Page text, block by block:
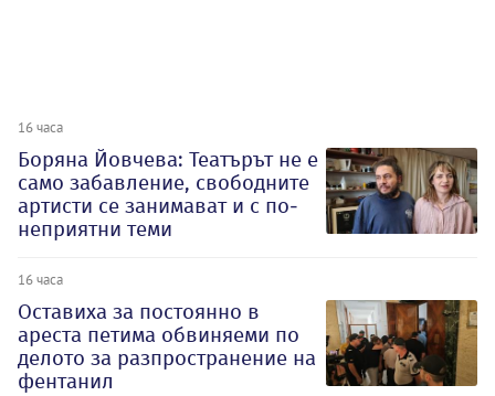
16 часа
Боряна Йовчева: Театърът не е
само забавление, свободните
артисти се занимават и с по-
неприятни теми
16 часа
Оставиха за постоянно в
ареста петима обвиняеми по
делото за разпространение на
фентанил